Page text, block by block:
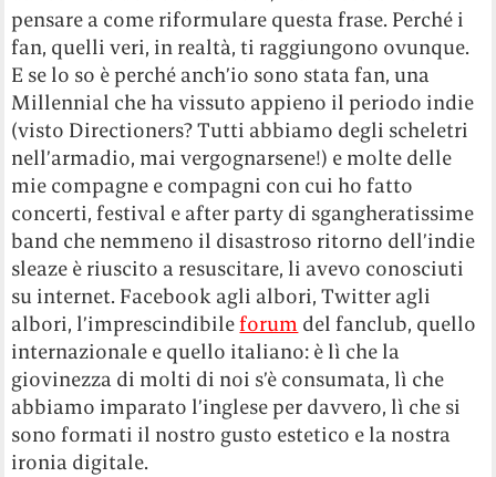
pensare a come riformulare questa frase. Perché i
fan, quelli veri, in realtà, ti raggiungono ovunque.
E se lo so è perché anch’io sono stata fan, una
Millennial che ha vissuto appieno il periodo indie
(visto Directioners? Tutti abbiamo degli scheletri
nell’armadio, mai vergognarsene!) e molte delle
mie compagne e compagni con cui ho fatto
concerti, festival e after party di sgangheratissime
band che nemmeno il disastroso ritorno dell’indie
sleaze è riuscito a resuscitare, li avevo conosciuti
su internet. Facebook agli albori, Twitter agli
albori, l’imprescindibileforum del fanclub, quello
internazionale e quello italiano: è lì che la
giovinezza di molti di noi s’è consumata, lì che
abbiamo imparato l’inglese per davvero, lì che si
sono formati il nostro gusto estetico e la nostra
ironia digitale.